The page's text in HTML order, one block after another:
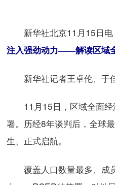
新华社北京11月15日电
注入强劲动力——解读区域
新华社记者王卓伦、于
11月15日，区域全面经
署。历经8年谈判后，全球
生、正式启航。
覆盖人口数量最多、成